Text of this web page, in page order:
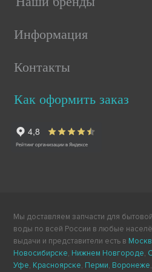
Slim Diamond, Fuzzy, 6011-
Информация
Контакты
Как оформить заказ
Мы доставляем запчасти для
воды по всей России в любые
выдачи и представители есть в
Новосибирске, Нижнем Новгороде,
Уфе, Красноярске, Перми, Воронеже,